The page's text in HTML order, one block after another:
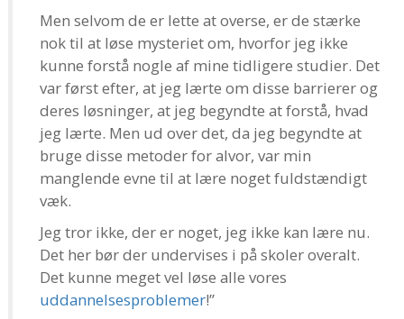
Men selvom de er lette at overse, er de stærke
nok til at løse mysteriet om, hvorfor jeg ikke
kunne forstå nogle af mine tidligere studier. Det
var først efter, at jeg lærte om disse barrierer og
deres løsninger, at jeg begyndte at forstå, hvad
jeg lærte. Men ud over det, da jeg begyndte at
bruge disse metoder for alvor, var min
manglende evne til at lære noget fuldstændigt
væk.
Jeg tror ikke, der er noget, jeg ikke kan lære nu.
Det her bør der undervises i på skoler overalt.
Det kunne meget vel løse alle vores
uddannelsesproblemer!”